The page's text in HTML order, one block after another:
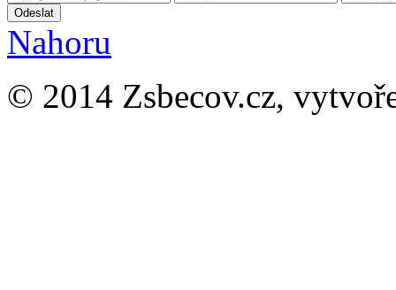
Odeslat
Nahoru
© 2014 Zsbecov.cz,